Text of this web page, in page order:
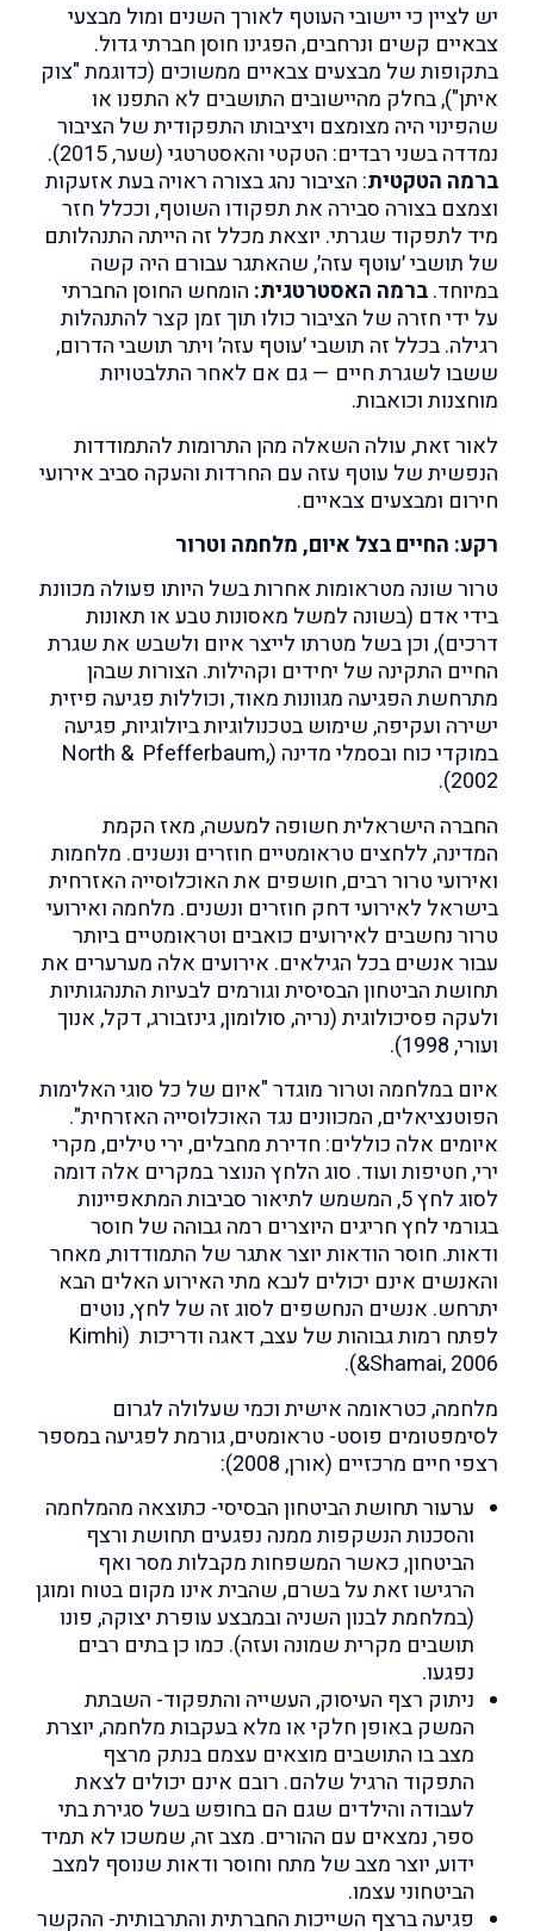
יש לציין כי יישובי העוטף לאורך השנים ומול מבצעי
צבאיים קשים ונרחבים, הפגינו חוסן חברתי גדול.
בתקופות של מבצעים צבאיים ממשוכים (כדוגמת "צוק
איתן"), בחלק מהיישובים התושבים לא התפנו או
שהפינוי היה מצומצם ויציבותו התפקודית של הציבור
נמדדה בשני רבדים: הטקטי והאסטרטגי (שער, 2015).
ברמה הטקטית: הציבור נהג בצורה ראויה בעת אזעקות
וצמצם בצורה סבירה את תפקודו השוטף, וככלל חזר
מיד לתפקוד שגרתי. יוצאת מכלל זה הייתה התנהלותם
של תושבי ׳עוטף עזה׳, שהאתגר עבורם היה קשה
במיוחד.ברמה האסטרטגית: הומחש החוסן החברתי
על ידי חזרה של הציבור כולו תוך זמן קצר להתנהלות
רגילה. בכלל זה תושבי ׳עוטף עזה׳ ויתר תושבי הדרום,
ששבו לשגרת חיים — גם אם לאחר התלבטויות
מוחצנות וכואבות.
לאור זאת, עולה השאלה מהן התרומות להתמודדות
הנפשית של עוטף עזה עם החרדות והעקה סביב אירועי
חירום ומבצעים צבאיים.
רקע: החיים בצל איום, מלחמה וטרור
טרור שונה מטראומות אחרות בשל היותו פעולה מכוונת
בידי אדם (בשונה למשל מאסונות טבע או תאונות
דרכים), וכן בשל מטרתו לייצר איום ולשבש את שגרת
החיים התקינה של יחידים וקהילות. הצורות שבהן
מתרחשת הפגיעה מגוונות מאוד, וכוללות פגיעה פיזית
ישירה ועקיפה, שימוש בטכנולוגיות ביולוגיות, פגיעה
במוקדי כוח ובסמלי מדינה (North & Pfefferbaum,
2002).
החברה הישראלית חשופה למעשה, מאז הקמת
המדינה, ללחצים טראומטיים חוזרים ונשנים. מלחמות
ואירועי טרור רבים, חושפים את האוכלוסייה האזרחית
בישראל לאירועי דחק חוזרים ונשנים. מלחמה ואירועי
טרור נחשבים לאירועים כואבים וטראומטיים ביותר
עבור אנשים בכל הגילאים. אירועים אלה מערערים את
תחושת הביטחון הבסיסית וגורמים לבעיות התנהגותיות
ולעקה פסיכולוגית (נריה, סולומון, גינזבורג, דקל, אנוך
ועורי, 1998).
איום במלחמה וטרור מוגדר "איום של כל סוגי האלימות
הפוטנציאלים, המכוונים נגד האוכלוסייה האזרחית".
איומים אלה כוללים: חדירת מחבלים, ירי טילים, מקרי
ירי, חטיפות ועוד. סוג הלחץ הנוצר במקרים אלה דומה
לסוג לחץ 5, המשמש לתיאור סביבות המתאפיינות
בגורמי לחץ חריגים היוצרים רמה גבוהה של חוסר
ודאות. חוסר הודאות יוצר אתגר של התמודדות, מאחר
והאנשים אינם יכולים לנבא מתי האירוע האלים הבא
יתרחש. אנשים הנחשפים לסוג זה של לחץ, נוטים
לפתח רמות גבוהות של עצב, דאגה ודריכות (Kimhi
&Shamai, 2006).
מלחמה, כטראומה אישית וכמי שעלולה לגרום
לסימפטומים פוסט- טראומטים, גורמת לפגיעה במספר
רצפי חיים מרכזיים (אורן, 2008):
ערעור תחושת הביטחון הבסיסי- כתוצאה מהמלחמה
והסכנות הנשקפות ממנה נפגעים תחושת ורצף
הביטחון, כאשר המשפחות מקבלות מסר ואף
הרגישו זאת על בשרם, שהבית אינו מקום בטוח ומוגן
(במלחמת לבנון השניה ובמבצע עופרת יצוקה, פונו
תושבים מקרית שמונה ועזה). כמו כן בתים רבים
נפגעו.
ניתוק רצף העיסוק, העשייה והתפקוד- השבתת
המשק באופן חלקי או מלא בעקבות מלחמה, יוצרת
מצב בו התושבים מוצאים עצמם בנתק מרצף
התפקוד הרגיל שלהם. רובם אינם יכולים לצאת
לעבודה והילדים שגם הם בחופש בשל סגירת בתי
ספר, נמצאים עם ההורים. מצב זה, שמשכו לא תמיד
ידוע, יוצר מצב של מתח וחוסר ודאות שנוסף למצב
הביטחוני עצמו.
פגיעה ברצף השייכות החברתית והתרבותית- ההקשר